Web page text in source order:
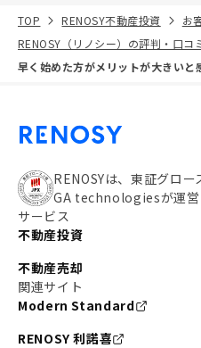
TOP RENOSY不動産投資
お
RENOSY（リノシー）の評判・口コ
早く始めた方がメリットが大きいと
RENOSYは、東証グロ
GA technologiesが運営
サービス
不動産投資
不動産売却
関連サイト
Modern Standard
RENOSY 利諾喜